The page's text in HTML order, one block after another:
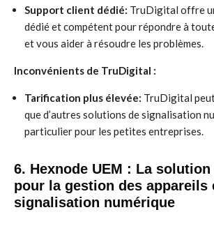
Support client dédié: TruDigital offre
dédié et compétent pour répondre à
et vous aider à résoudre les problèmes.
Inconvénients de TruDigital :
Tarification plus élevée: TruDigital
que d’autres solutions de signalisation
particulier pour les petites entreprises.
6. Hexnode UEM : La
pour la gestion des appareils
signalisation numérique